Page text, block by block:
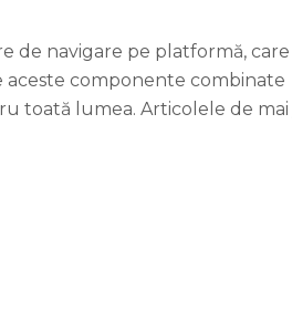
de navigare pe platformă, care
componente combinate
toată lumea. Articolele de mai